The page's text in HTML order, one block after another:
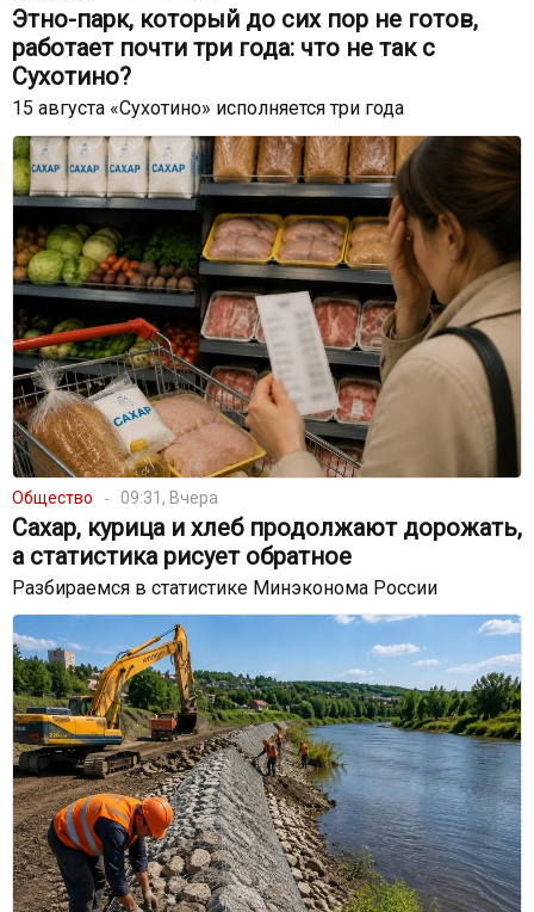
Этно-парк, который до сих пор не готов,
работает почти три года: что не так с
Сухотино?
15 августа «Сухотино» исполняется три года
Общество 09:31, Вчера
Сахар, курица и хлеб продолжают дорожать,
а статистика рисует обратное
Разбираемся в статистике Минэконома России